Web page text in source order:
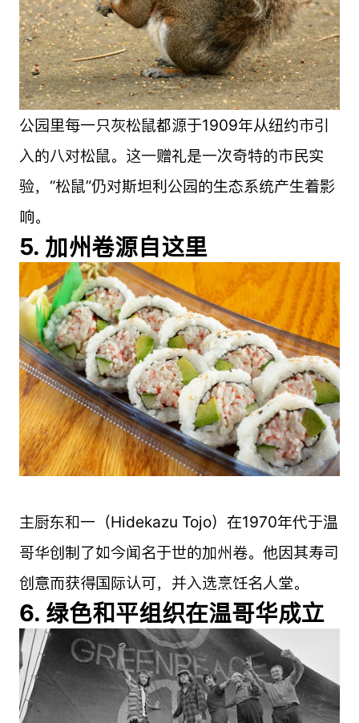
公园里每一只灰松鼠都源于1909年从纽约市引
入的八对松鼠。这一赠礼是一次奇特的市民实
验，“松鼠”仍对斯坦利公园的生态系统产生着影
响。
5. 加州卷源自这里
主厨东和一（Hidekazu Tojo）在1970年代于温
哥华创制了如今闻名于世的加州卷。他因其寿司
创意而获得国际认可，并入选烹饪名人堂。
6. 绿色和平组织在温哥华成立